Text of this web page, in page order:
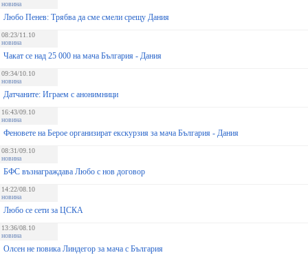
новина
Любо Пенев: Трябва да сме смели срещу Дания
08:23/11.10
новина
Чакат се над 25 000 на мача България - Дания
09:34/10.10
новина
Датчаните: Играем с анонимници
16:43/09.10
новина
Феновете на Берое организират екскурзия за мача България - Дания
08:31/09.10
новина
БФС възнаграждава Любо с нов договор
14:22/08.10
новина
Любо се сети за ЦСКА
13:36/08.10
новина
Олсен не повика Линдегор за мача с България